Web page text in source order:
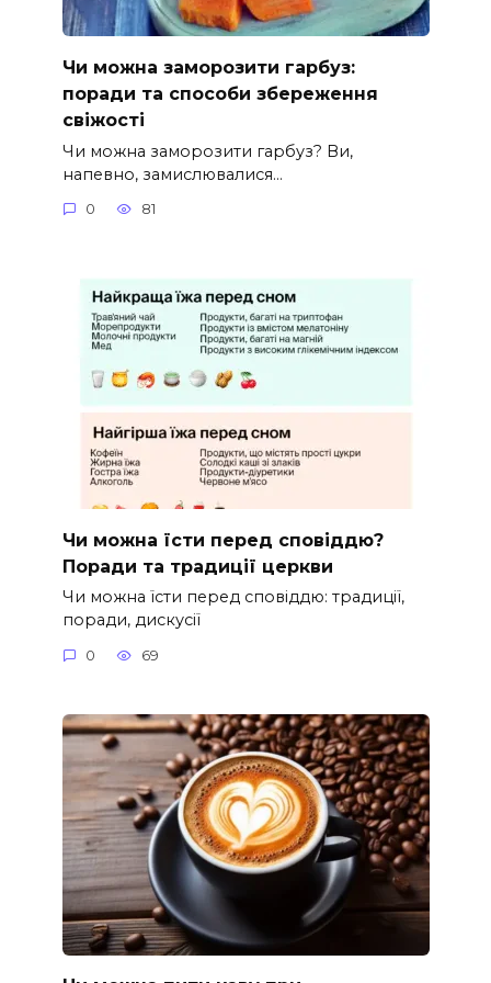
Чи можна заморозити гарбуз:
поради та способи збереження
свіжості
Чи можна заморозити гарбуз? Ви,
напевно, замислювалися…
0 81
Чи можна їсти перед сповіддю?
Поради та традиції церкви
Чи можна їсти перед сповіддю: традиції,
поради, дискусії
0 69